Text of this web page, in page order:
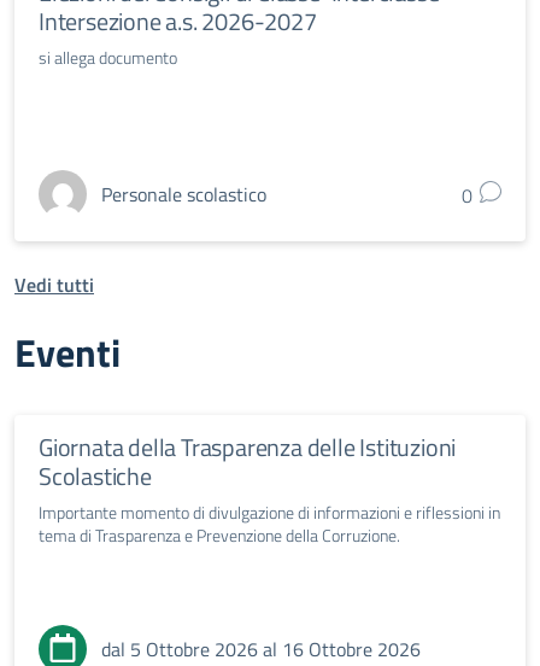
Intersezione a.s. 2026-2027
si allega documento
Personale scolastico 0
Vedi tutti
Eventi
Giornata della Trasparenza delle Istituzioni
Scolastiche
Importante momento di divulgazione di informazioni e riflessioni in
tema di Trasparenza e Prevenzione della Corruzione.
dal 5 Ottobre 2026 al 16 Ottobre 2026